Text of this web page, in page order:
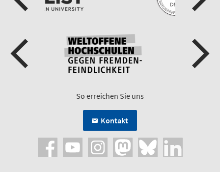
So erreichen Sie uns
Kontakt